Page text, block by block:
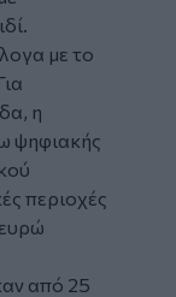
με το
η
ψηφιακής
περιοχές
από 25